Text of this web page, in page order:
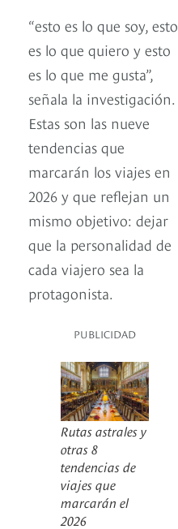
“esto es lo que soy, esto
es lo que quiero y esto
es lo que me gusta”,
señala la investigación.
Estas son las nueve
tendencias que
marcarán los viajes en
2026 y que reflejan un
mismo objetivo: dejar
que la personalidad de
cada viajero sea la
protagonista.
PUBLICIDAD
Rutas astrales y
otras 8
tendencias de
viajes que
marcarán el
2026